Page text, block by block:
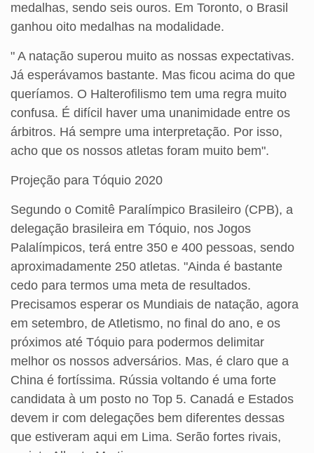
medalhas, sendo seis ouros. Em Toronto, o Brasil
ganhou oito medalhas na modalidade.
" A natação superou muito as nossas expectativas.
Já esperávamos bastante. Mas ficou acima do que
queríamos. O Halterofilismo tem uma regra muito
confusa. É difícil haver uma unanimidade entre os
árbitros. Há sempre uma interpretação. Por isso,
acho que os nossos atletas foram muito bem".
Projeção para Tóquio 2020
Segundo o Comitê Paralímpico Brasileiro (CPB), a
delegação brasileira em Tóquio, nos Jogos
Palalímpicos, terá entre 350 e 400 pessoas, sendo
aproximadamente 250 atletas. "Ainda é bastante
cedo para termos uma meta de resultados.
Precisamos esperar os Mundiais de natação, agora
em setembro, de Atletismo, no final do ano, e os
próximos até Tóquio para podermos delimitar
melhor os nossos adversários. Mas, é claro que a
China é fortíssima. Rússia voltando é uma forte
candidata à um posto no Top 5. Canadá e Estados
devem ir com delegações bem diferentes dessas
que estiveram aqui em Lima. Serão fortes rivais,